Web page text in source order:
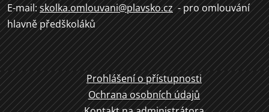
E-mail: skolka.omlouvani@plavsko.cz - pro omlouvání
hlavně předškoláků
Prohlášení o přístupnosti
Ochrana osobních údajů